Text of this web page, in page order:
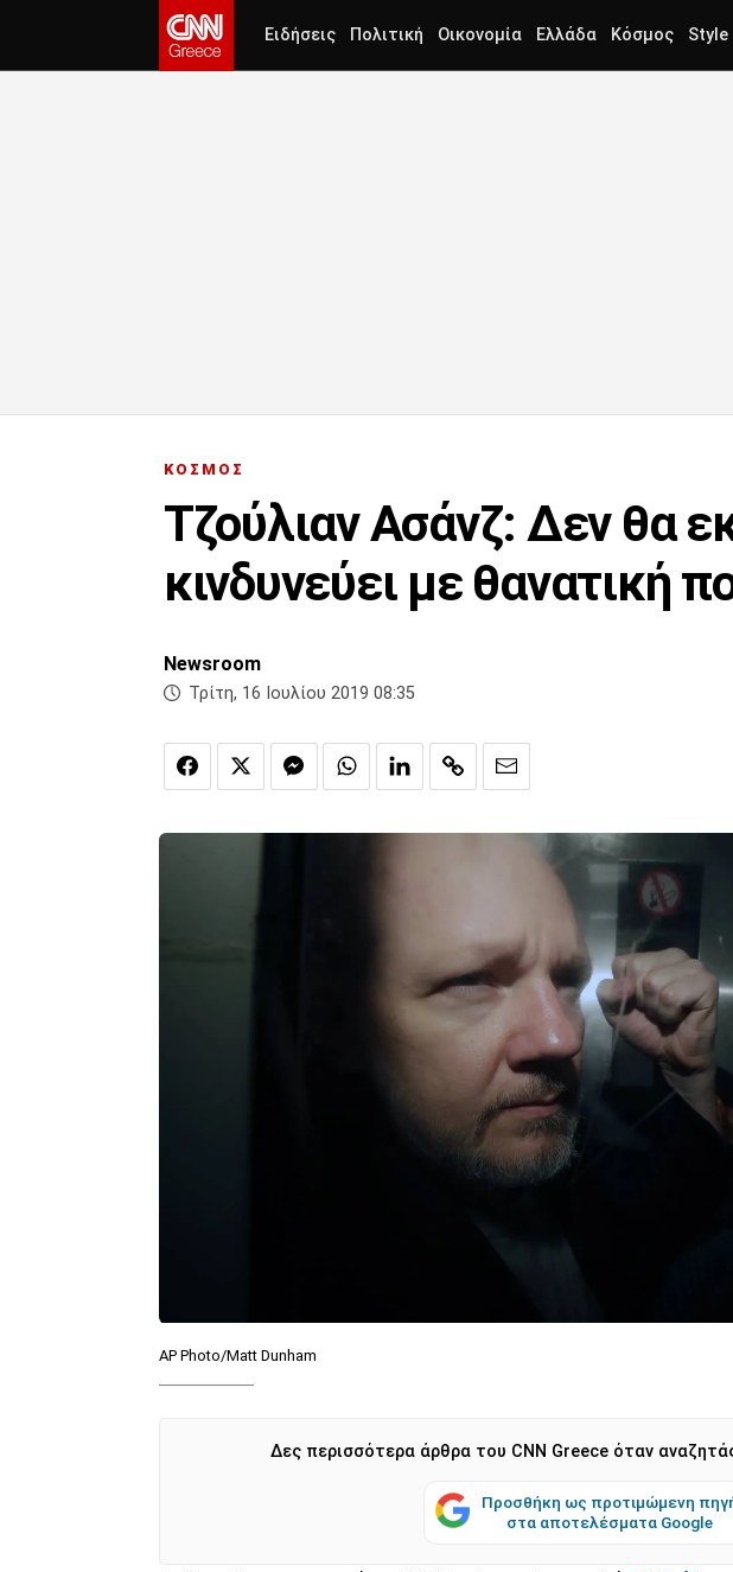
Ειδήσεις Πολιτική Οικονομία Ελλάδα Κόσμος Style
ΚΟΣΜΟΣ
Τζούλιαν Ασάνζ: Δεν θα
κινδυνεύει με θανατική
Newsroom
Τρίτη, 16 Ιουλίου 2019 08:35
AP Photo/Matt Dunham
Δες περισσότερα άρθρα του CNN Greece όταν
Προσθήκη ως προτιμώμενη
στα αποτελέσματα Google